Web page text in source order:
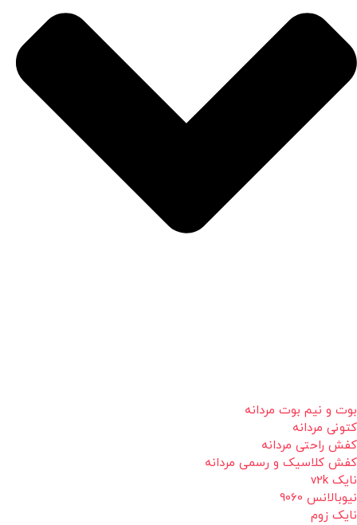
بوت و نیم بوت مردانه
کتونی مردانه
کفش راحتی مردانه
کفش کلاسیک و رسمی مردانه
نایک v2k
نیوبالانس 9060
نایک زوم